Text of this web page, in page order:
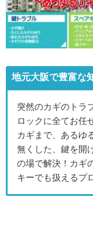
地元大阪で豊富な
突然のカギのトラ
ロックに全てお任
カギまで、あるゆ
無くした、鍵を開
の場で解決！カギ
キーでも扱えるプ